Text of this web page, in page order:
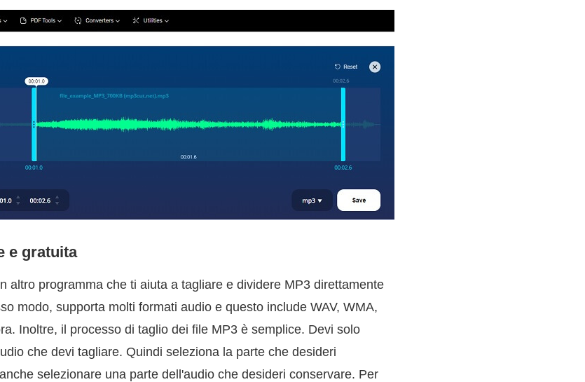
e gratuita
altro programma che ti aiuta a tagliare e dividere MP3 direttamente
modo, supporta molti formati audio e questo include WAV, WMA,
Inoltre, il processo di taglio dei file MP3 è semplice. Devi solo
che devi tagliare. Quindi seleziona la parte che desideri
selezionare una parte dell'audio che desideri conservare. Per